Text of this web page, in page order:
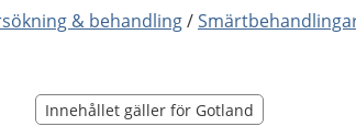
& behandling
Innehållet gäller för Gotland
Innehållet gäller för Gotland